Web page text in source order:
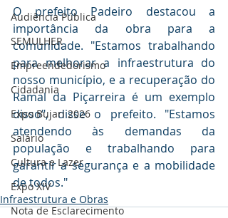
Audiência Pública
SEMULHER
Empreendedorismo
Cidadania
Expo Bujari 2026
Salário
Cultura e Lazer
Expo XIV
Nota de Esclarecimento
O prefeito Padeiro destacou a
importância da obra para a
comunidade. "Estamos trabalhando
para melhorar a infraestrutura do
nosso município, e a recuperação do
Ramal da Piçarreira é um exemplo
disso", disse o prefeito. "Estamos
atendendo às demandas da
população e trabalhando para
garantir a segurança e a mobilidade
de todos."
Infraestrutura e Obras